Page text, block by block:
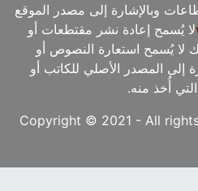
وبالإشارة إلى مصدر الموقع
يُسمح إعادة نشر مقتطعات أو
يُسمح استعارة النصوص أو
المصدر الأصلي للكاتب أو
أُخذ منه.